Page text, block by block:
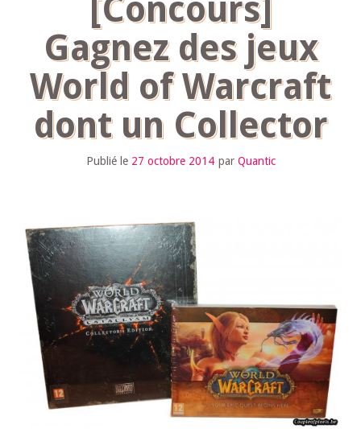
[Concours]
Gagnez des jeux
World of Warcraft
dont un Collector
Publié le 27 octobre 2014 par Quantic